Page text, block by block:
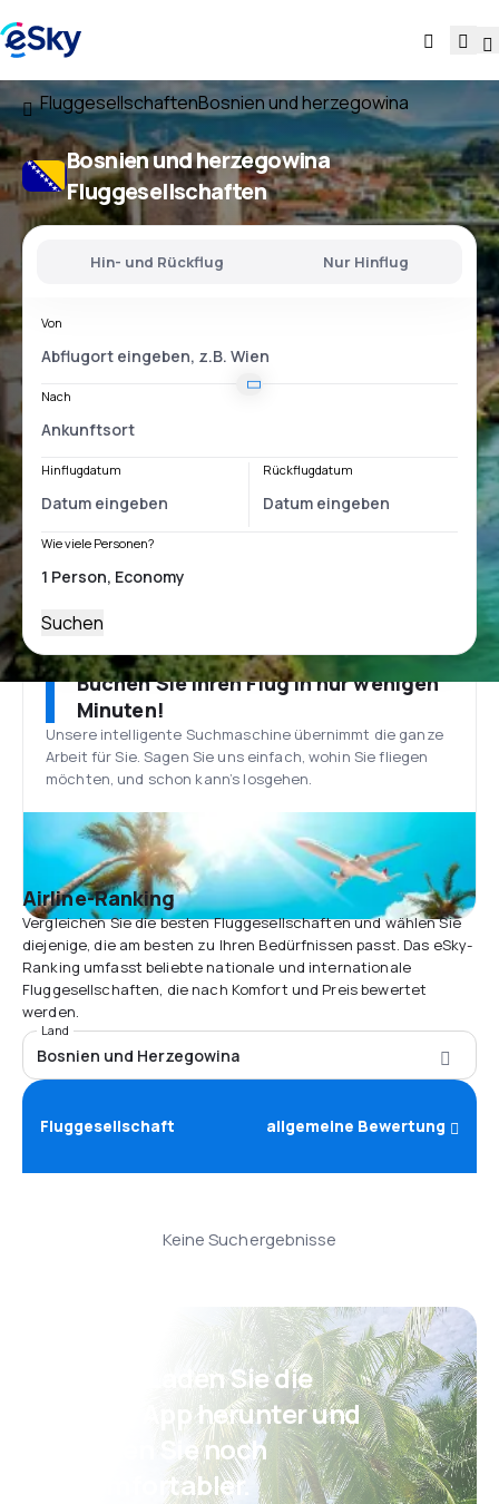
FluggesellschaftenBosnien und herzegowina
Bosnien und herzegowina
Fluggesellschaften
Hin- und Rückflug Nur Hinflug
Von
Nach
Hinflugdatum Rückflugdatum
Wie viele Personen?
Suchen
Buchen Sie Ihren Flug in nur wenigen
Minuten!
Unsere intelligente Suchmaschine übernimmt die ganze
Arbeit für Sie. Sagen Sie uns einfach, wohin Sie fliegen
möchten, und schon kann’s losgehen.
Airline-Ranking
Vergleichen Sie die besten Fluggesellschaften und wählen Sie
diejenige, die am besten zu Ihren Bedürfnissen passt. Das eSky-
Ranking umfasst beliebte nationale und internationale
Fluggesellschaften, die nach Komfort und Preis bewertet
werden.
Land
Bosnien und Herzegowina
Fluggesellschaft allgemeine Bewertung
Keine Suchergebnisse
Psst! Laden Sie die
eSky App herunter und
reisen Sie noch
komfortabler.